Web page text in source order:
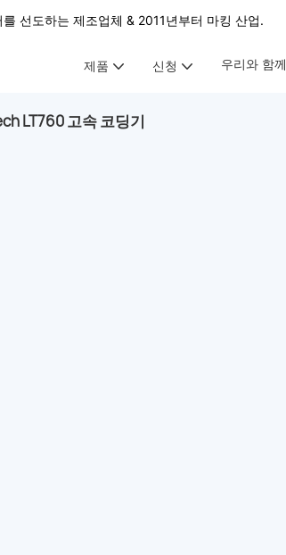
선도하는 제조업체 & 2011년부터 마킹 산업.
제품 신청 우리와 함께
LT760 고속 코딩기